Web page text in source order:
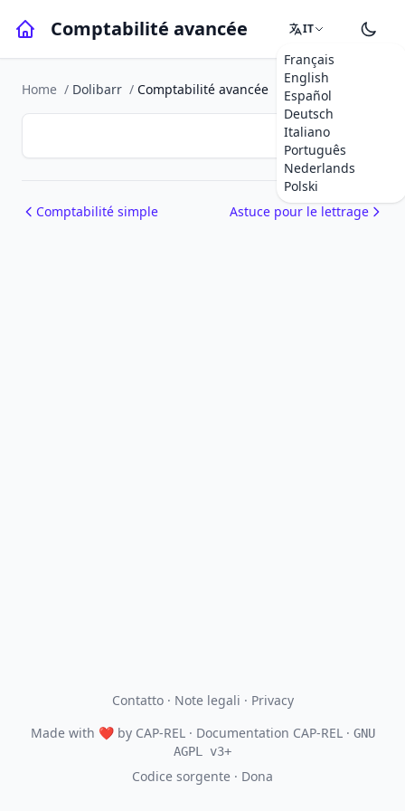
Comptabilité avancée IT
Français
English
Español
Deutsch
Italiano
Português
Nederlands
Polski
Home / Dolibarr / Comptabilité avancée
Comptabilité simple Astuce pour le lettrage
Contatto· Note legali · Privacy
Made with ❤by CAP-REL· Documentation CAP-REL · GNU
AGPL v3+
Codice sorgente · Dona